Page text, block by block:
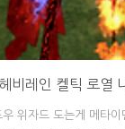
비레인 켈틱 로열
위자드 도는게 메타이